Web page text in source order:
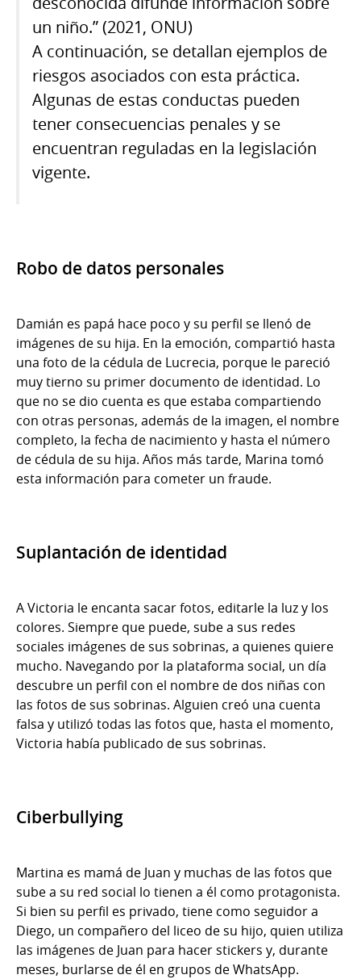
un niño.” (2021, ONU)
A continuación, se detallan ejemplos de
riesgos asociados con esta práctica.
Algunas de estas conductas pueden
tener consecuencias penales y se
encuentran reguladas en la legislación
vigente.
Robo de datos personales
Damián es papá hace poco y su perfil se llenó de
imágenes de su hija. En la emoción, compartió hasta
una foto de la cédula de Lucrecia, porque le pareció
muy tierno su primer documento de identidad. Lo
que no se dio cuenta es que estaba compartiendo
con otras personas, además de la imagen, el nombre
completo, la fecha de nacimiento y hasta el número
de cédula de su hija. Años más tarde, Marina tomó
esta información para cometer un fraude.
Suplantación de identidad
A Victoria le encanta sacar fotos, editarle la luz y los
colores. Siempre que puede, sube a sus redes
sociales imágenes de sus sobrinas, a quienes quiere
mucho. Navegando por la plataforma social, un día
descubre un perfil con el nombre de dos niñas con
las fotos de sus sobrinas. Alguien creó una cuenta
falsa y utilizó todas las fotos que, hasta el momento,
Victoria había publicado de sus sobrinas.
Ciberbullying
Martina es mamá de Juan y muchas de las fotos que
sube a su red social lo tienen a él como protagonista.
Si bien su perfil es privado, tiene como seguidor a
Diego, un compañero del liceo de su hijo, quien utiliza
las imágenes de Juan para hacer stickers y, durante
meses, burlarse de él en grupos de WhatsApp.